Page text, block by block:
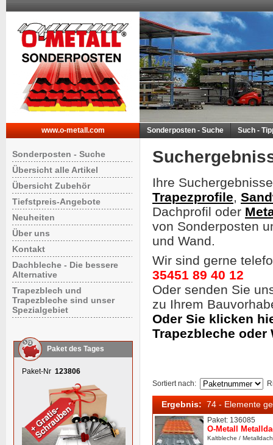
www.o-metall.com Sonderposten - Suche Such -
Sonderposten - Suche
Übersicht alle Artikel
Übersicht Zubehör
Tiefstpreis-Angebote
Neuheiten
Über uns
Kontakt
Dachbleche - Die bessere
Alternative
Trapezblech und
Trapezbleche sind unser
Spezialgebiet
Paket des Tages
Paket-Nr 123806
Ihre
Trapezprofile,
Dachprofil oder
von Sonderposten
und Wand.
Wir sind gerne
35451 89 40 12
Oder senden Sie
zu Ihrem
Oder Sie klicken
Trapezbleche oder
Sortiert nach:
Ergebnis: 74 - Elemente
Paket: 136085
O-Metall
Kaltbleche /